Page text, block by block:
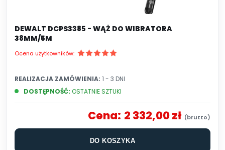
DEWALT DCPS3385 - WĄŻ DO WIBRATORA
38MM/5M
Ocena użytkowników:
DOSTĘPNOŚĆ: OSTATNIE SZTUKI
REALIZACJA ZAMÓWIENIA: 1 - 3 DNI
Cena: 2 332,00 zł
DO KOSZYKA